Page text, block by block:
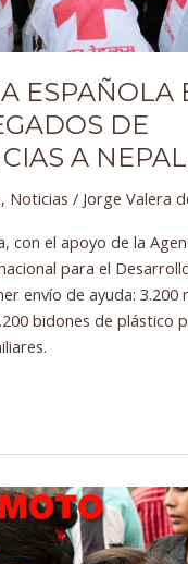
ESPAÑOLA
DE
A
, Noticias / Jorge Valera
con el apoyo de la
para el
envío de ayuda: 3.200
bidones de plástico